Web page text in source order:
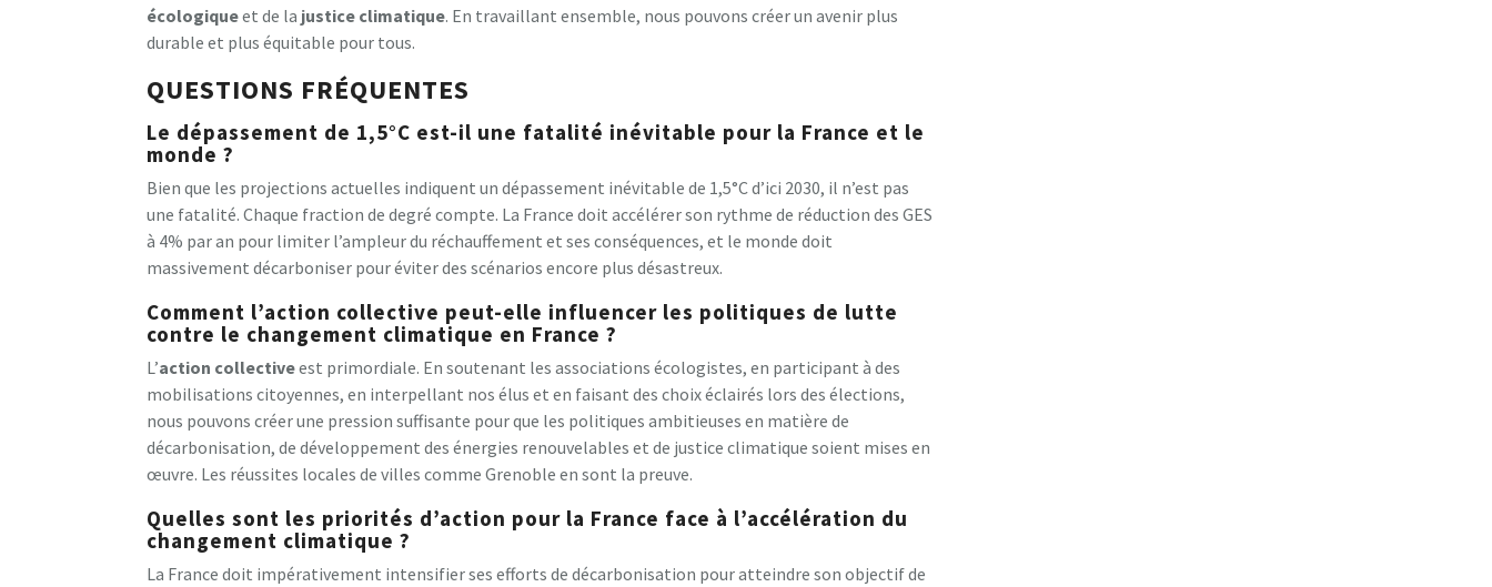
écologiqueet de la justice climatique. En travaillant ensemble, nous pouvons créer un avenir plus
durable et plus équitable pour tous.
QUESTIONS FRÉQUENTES
Le dépassement de 1,5°C est-il une fatalité inévitable pour la France et le
monde ?
Bien que les projections actuelles indiquent un dépassement inévitable de 1,5°C d’ici 2030, il n’est pas
une fatalité. Chaque fraction de degré compte. La France doit accélérer son rythme de réduction des GES
à 4% par an pour limiter l’ampleur du réchauffement et ses conséquences, et le monde doit
massivement décarboniser pour éviter des scénarios encore plus désastreux.
Comment l’action collective peut-elle influencer les politiques de lutte
contre le changement climatique en France ?
L’action collectiveest primordiale. En soutenant les associations écologistes, en participant à des
mobilisations citoyennes, en interpellant nos élus et en faisant des choix éclairés lors des élections,
nous pouvons créer une pression suffisante pour que les politiques ambitieuses en matière de
décarbonisation, de développement des énergies renouvelables et de justice climatique soient mises en
œuvre. Les réussites locales de villes comme Grenoble en sont la preuve.
Quelles sont les priorités d’action pour la France face à l’accélération du
changement climatique ?
La France doit impérativement intensifier ses efforts de décarbonisation pour atteindre son objectif de